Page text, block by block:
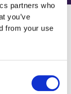
partners who
you’ve
from your use